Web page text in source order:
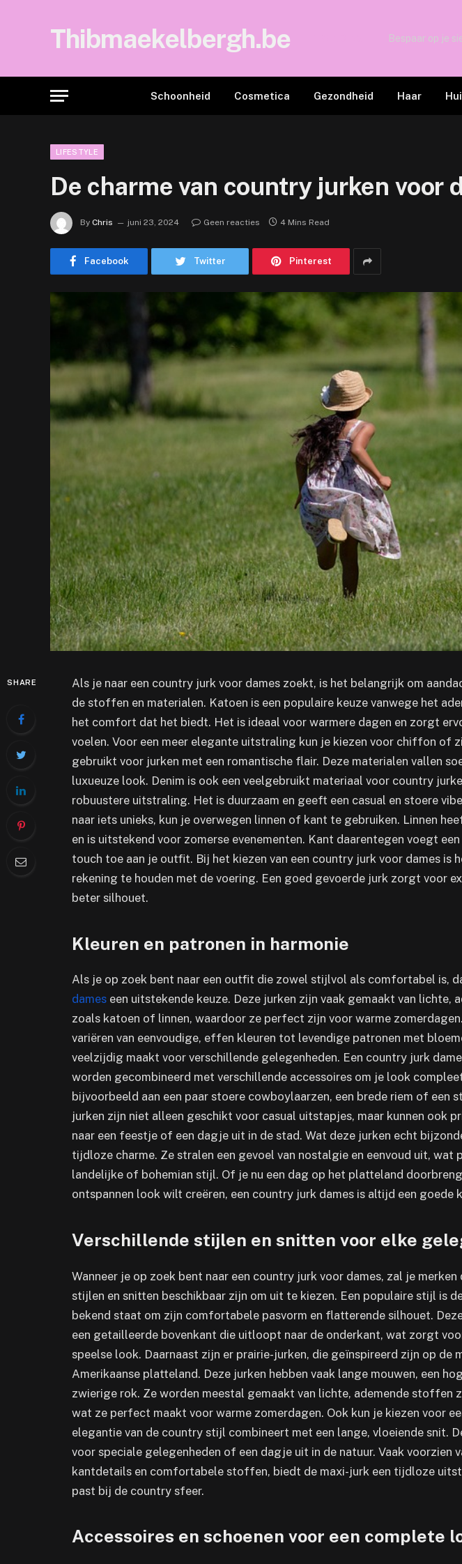
Thibmaekelbergh.be Bespaar op je
Schoonheid Cosmetica Gezondheid Haar
LIFESTYLE
De charme van country jurken voor
By Chris juni 23, 2024 Geen reacties 4 Mins Read
Facebook Twitter Pinterest
SHARE
Als je naar een country jurk voor dames zoekt, is het belangrijk om
de stoffen en materialen. Katoen is een populaire keuze vanwege het
het comfort dat het biedt. Het is ideaal voor warmere dagen en zorgt
voelen. Voor een meer elegante uitstraling kun je kiezen voor chiffon of
gebruikt voor jurken met een romantische flair. Deze materialen vallen
luxueuze look. Denim is ook een veelgebruikt materiaal voor country
robuustere uitstraling. Het is duurzaam en geeft een casual en stoere
naar iets unieks, kun je overwegen linnen of kant te gebruiken. Linnen
en is uitstekend voor zomerse evenementen. Kant daarentegen voegt
touch toe aan je outfit. Bij het kiezen van een country jurk voor dames is
rekening te houden met de voering. Een goed gevoerde jurk zorgt voor
beter silhouet.
Kleuren en patronen in harmonie
Als je op zoek bent naar een outfit die zowel stijlvol als comfortabel is,
dames een uitstekende keuze. Deze jurken zijn vaak gemaakt van lichte,
zoals katoen of linnen, waardoor ze perfect zijn voor warme
variëren van eenvoudige, effen kleuren tot levendige patronen met
veelzijdig maakt voor verschillende gelegenheden. Een country jurk
worden gecombineerd met verschillende accessoires om je look
bijvoorbeeld aan een paar stoere cowboylaarzen, een brede riem of een
jurken zijn niet alleen geschikt voor casual uitstapjes, maar kunnen ook
naar een feestje of een dagje uit in de stad. Wat deze jurken echt
tijdloze charme. Ze stralen een gevoel van nostalgie en eenvoud uit, wat
landelijke of bohemian stijl. Of je nu een dag op het platteland
ontspannen look wilt creëren, een country jurk dames is altijd een goede
Verschillende stijlen en snitten voor elke
Wanneer je op zoek bent naar een country jurk voor dames, zal je
stijlen en snitten beschikbaar zijn om uit te kiezen. Een populaire stijl is
bekend staat om zijn comfortabele pasvorm en flatterende silhouet.
een getailleerde bovenkant die uitloopt naar de onderkant, wat zorgt
speelse look. Daarnaast zijn er prairie-jurken, die geïnspireerd zijn op de
Amerikaanse platteland. Deze jurken hebben vaak lange mouwen, een
zwierige rok. Ze worden meestal gemaakt van lichte, ademende stoffen
wat ze perfect maakt voor warme zomerdagen. Ook kun je kiezen voor
elegantie van de country stijl combineert met een lange, vloeiende snit.
voor speciale gelegenheden of een dagje uit in de natuur. Vaak voorzien
kantdetails en comfortabele stoffen, biedt de maxi-jurk een tijdloze
past bij de country sfeer.
Accessoires en schoenen voor een complete